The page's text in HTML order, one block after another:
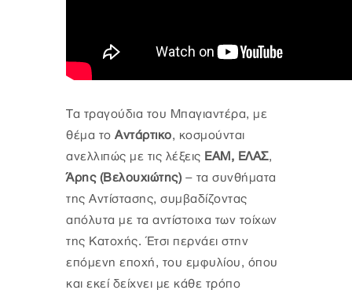
Τα τραγούδια του Μπαγιαντέρα, με
θέμα το Αντάρτικο, κοσμούνται
ανελλιπώς με τις λέξεις ΕΑΜ, ΕΛΑΣ,
Άρης (Βελουχιώτης)– τα συνθήματα
της Αντίστασης, συμβαδίζοντας
απόλυτα με τα αντίστοιχα των τοίχων
της Κατοχής. Έτσι περνάει στην
επόμενη εποχή, του εμφυλίου, όπου
και εκεί δείχνει με κάθε τρόπο